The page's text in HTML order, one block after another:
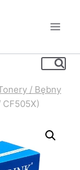
/ Bębny
CF505X)